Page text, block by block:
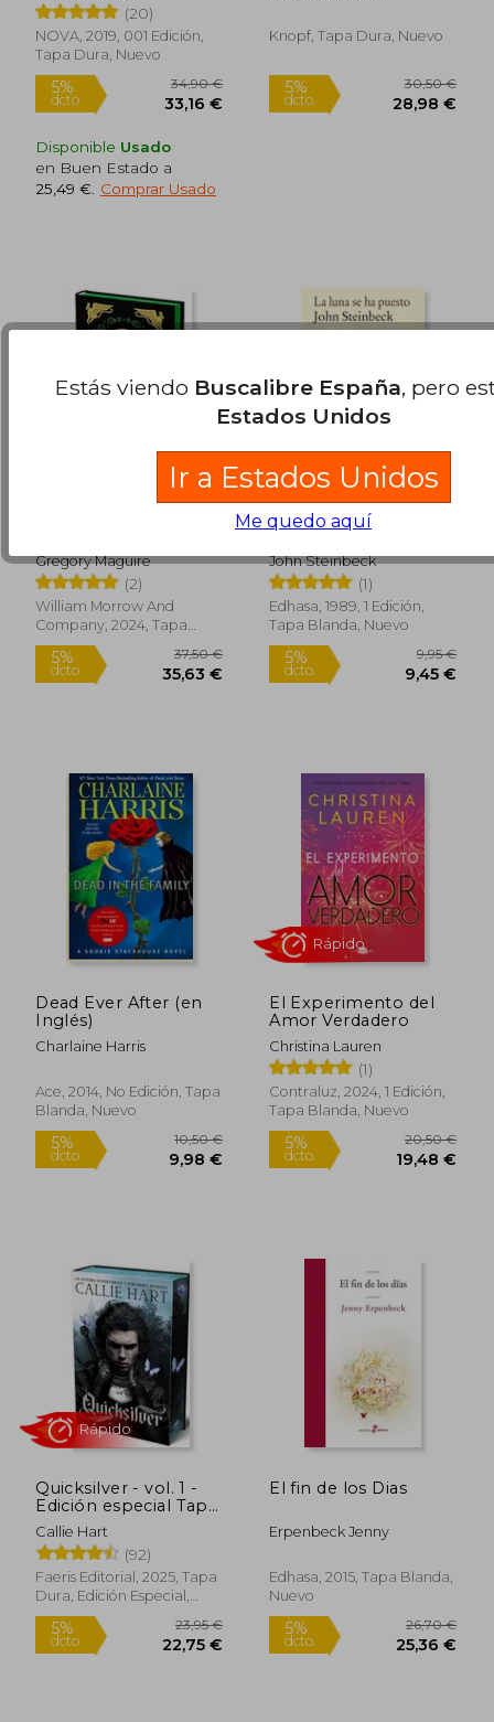
5%
dcto.
28,83 € 5%
5%
dcto.
5%
dcto.
(20)
NOVA, 2019, 001 Edición,
Tapa Dura, Nuevo
5%
dcto. 33,16 €
Rápido
Disponible Usado
en Buen Estado a
25,49 € Comprar Usado
Knopf, Tapa Dura, Nuevo
5%
dcto. 28,98
Gregory Maguire
(2)
William Morrow And
Company, 2024, Tapa
Dura, Nuevo
La Luna se ha Puesto
John Steinbeck
(1)
Edhasa, 1989, 1 Edición,
Tapa Blanda, Nuevo
Rápido
Dead Ever After (en
Inglés)
Charlaine Harris
Ace, 2014, No Edición, Tapa
Blanda, Nuevo
El Experimento del
Amor Verdadero
Christina Lauren
(1)
Contraluz, 2024, 1 Edición,
Tapa Blanda, Nuevo
Quicksilver - vol. 1 -
Edición especial Tapa
dura cantos pintados
Callie Hart
(92)
Faeris Editorial, 2025, Tapa
Dura, Edición Especial,
Sobrecubierta, Cantos
Pintados, Nuevo
El fin de los Dias
Erpenbeck Jenny
Edhasa, 2015, Tapa Blanda,
Nuevo
Estás viendo Buscalibre España, pero
Estados Unidos
Ir a Estados Unidos
Me quedo aquí